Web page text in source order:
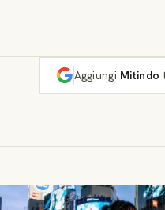
Aggiungi Mitindo